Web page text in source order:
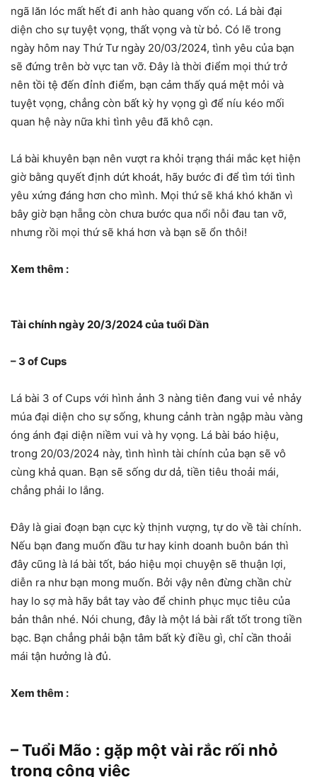
ngã lăn lóc mất hết đi anh hào quang vốn có. Lá bài đại
diện cho sự tuyệt vọng, thất vọng và từ bỏ. Có lẽ trong
ngày hôm nay Thứ Tư ngày 20/03/2024, tình yêu của bạn
sẽ đứng trên bờ vực tan vỡ. Đây là thời điểm mọi thứ trở
nên tồi tệ đến đỉnh điểm, bạn cảm thấy quá mệt mỏi và
tuyệt vọng, chẳng còn bất kỳ hy vọng gì để níu kéo mối
quan hệ này nữa khi tình yêu đã khô cạn.
Lá bài khuyên bạn nên vượt ra khỏi trạng thái mắc kẹt hiện
giờ bằng quyết định dứt khoát, hãy bước đi để tìm tới tình
yêu xứng đáng hơn cho mình. Mọi thứ sẽ khá khó khăn vì
bây giờ bạn hẵng còn chưa bước qua nổi nỗi đau tan vỡ,
nhưng rồi mọi thứ sẽ khá hơn và bạn sẽ ổn thôi!
Xem thêm :
Tài chính ngày 20/3/2024 của tuổi Dần
– 3 of Cups
Lá bài 3 of Cups với hình ảnh 3 nàng tiên đang vui vẻ nhảy
múa đại diện cho sự sống, khung cảnh tràn ngập màu vàng
óng ánh đại diện niềm vui và hy vọng. Lá bài báo hiệu,
trong 20/03/2024 này, tình hình tài chính của bạn sẽ vô
cùng khả quan. Bạn sẽ sống dư dả, tiền tiêu thoải mái,
chẳng phải lo lắng.
Đây là giai đoạn bạn cực kỳ thịnh vượng, tự do về tài chính.
Nếu bạn đang muốn đầu tư hay kinh doanh buôn bán thì
đây cũng là lá bài tốt, báo hiệu mọi chuyện sẽ thuận lợi,
diễn ra như bạn mong muốn. Bởi vậy nên đừng chần chừ
hay lo sợ mà hãy bắt tay vào để chinh phục mục tiêu của
bản thân nhé. Nói chung, đây là một lá bài rất tốt trong tiền
bạc. Bạn chẳng phải bận tâm bất kỳ điều gì, chỉ cần thoải
mái tận hưởng là đủ.
Xem thêm :
– Tuổi Mão : gặp một vài rắc rối nhỏ
trong công việc